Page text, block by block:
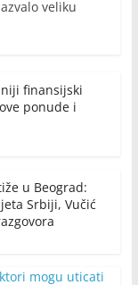
veliku
finansijski
ponude i
u Beograd:
Srbiji, Vučić